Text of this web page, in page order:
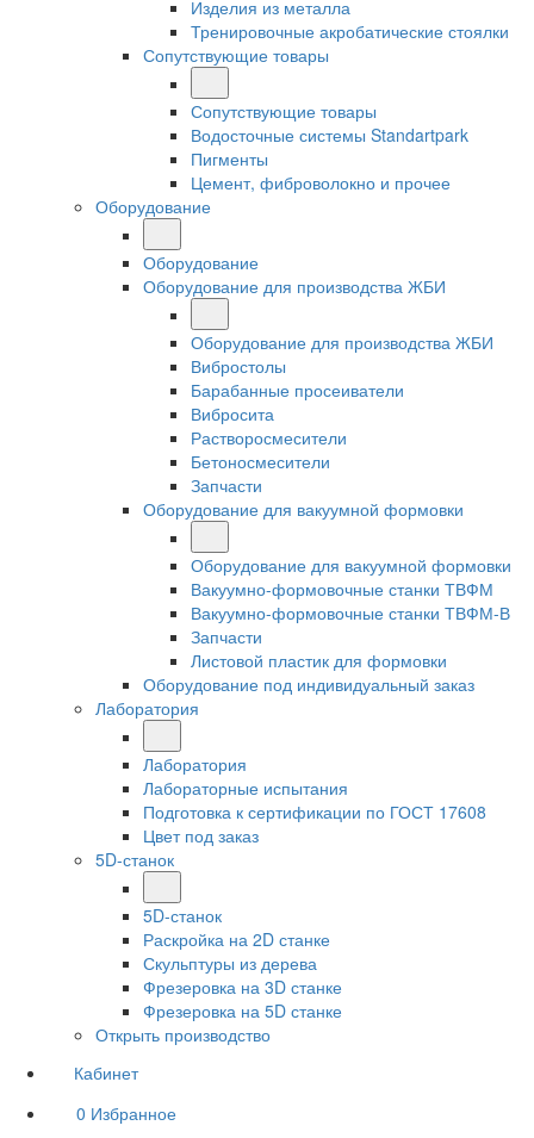
Изделия из металла
Тренировочные акробатические стоялки
Сопутствующие товары
Сопутствующие товары
Водосточные системы Standartpark
Пигменты
Цемент, фиброволокно и прочее
Оборудование
Оборудование
Оборудование для производства ЖБИ
Оборудование для производства ЖБИ
Вибростолы
Барабанные просеиватели
Вибросита
Растворосмесители
Бетоносмесители
Запчасти
Оборудование для вакуумной формовки
Оборудование для вакуумной формовки
Вакуумно-формовочные станки ТВФМ
Вакуумно-формовочные станки ТВФМ-В
Запчасти
Листовой пластик для формовки
Оборудование под индивидуальный заказ
Лаборатория
Лаборатория
Лабораторные испытания
Подготовка к сертификации по ГОСТ 17608
Цвет под заказ
5D-станок
5D-станок
Раскройка на 2D станке
Скульптуры из дерева
Фрезеровка на 3D станке
Фрезеровка на 5D станке
Открыть производство
Кабинет
0 Избранное